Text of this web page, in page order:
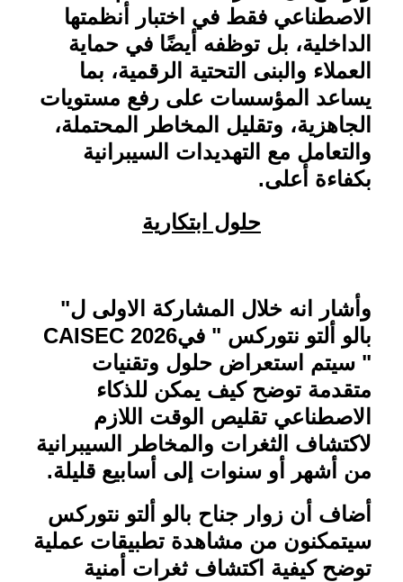
الاصطناعي فقط في اختبار أنظمتها
الداخلية، بل توظفه أيضًا في حماية
العملاء والبنى التحتية الرقمية، بما
يساعد المؤسسات على رفع مستويات
الجاهزية، وتقليل المخاطر المحتملة،
والتعامل مع التهديدات السيبرانية
بكفاءة أعلى.
حلول ابتكارية
وأشار انه خلال المشاركة الاولى ل"
بالو ألتو نتوركس " فيCAISEC 2026
" سيتم استعراض حلول وتقنيات
متقدمة توضح كيف يمكن للذكاء
الاصطناعي تقليص الوقت اللازم
لاكتشاف الثغرات والمخاطر السيبرانية
من أشهر أو سنوات إلى أسابيع قليلة.
أضاف أن زوار جناح بالو ألتو نتوركس
سيتمكنون من مشاهدة تطبيقات عملية
توضح كيفية اكتشاف ثغرات أمنية